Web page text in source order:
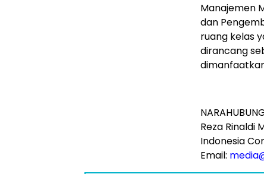
Manajemen
dan
ruang kelas
dirancang
Reza Rinaldi
Indonesia
Email: